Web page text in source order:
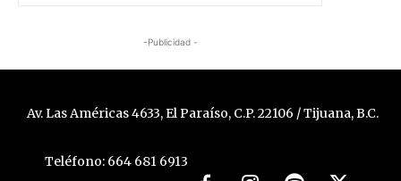
-Publicidad -
Av. Las Américas 4633, El Paraíso, C.P. 22106 / Tijuana, B.C.
Teléfono: 664 681 6913